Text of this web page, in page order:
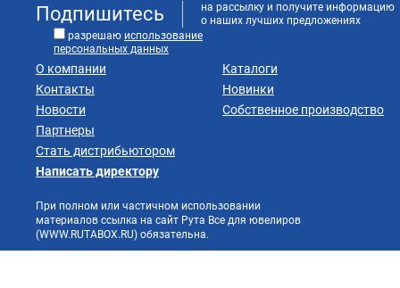
Подпишитесь
на рассылку и получите информацию
о наших лучших предложениях
разрешаю использование
персональных данных
О компании
Контакты
Новости
Партнеры
Стать дистрибьютором
Каталоги
Новинки
Собственное производство
Написать директору
При полном или частичном использовании
материалов ссылка на сайт Рута Все для ювелиров
(WWW.RUTABOX.RU) обязательна.